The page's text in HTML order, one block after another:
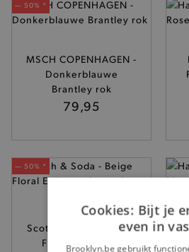
— 50% *
MSCH COPENHAGEN -
Donkerblauwe
Brantley rok
79,95
— 50% *
Scotch & Soda - Beige
Floral Embossed
Cookies: Bijt je
even in
Brooklyn.be gebruikt